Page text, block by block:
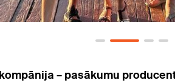
– pasākumu